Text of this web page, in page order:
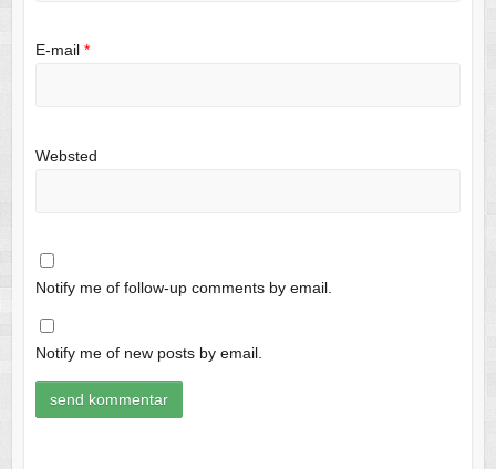
E-mail *
Websted
Notify me of follow-up comments by email.
Notify me of new posts by email.